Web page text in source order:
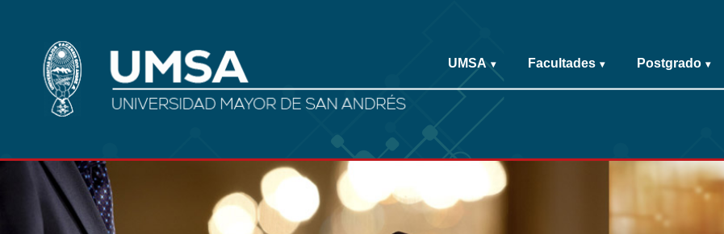
UMSA ▾ Facultades ▾ Postgrado ▾